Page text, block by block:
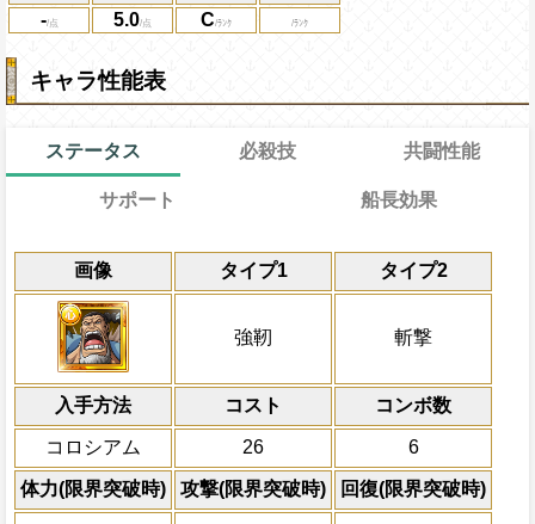
-
5.0 C
キャラ性能表
ステータス
画像 タイプ1 タイプ2
強靭 斬撃
入手方法 コスト コンボ数
コロシアム 26 6
体力(限界突破時) 攻撃(限界突破時) 回復(限界突破時)
必殺技
通常 21→12ターン
限界突破
通常時
船長効果無効状態を2ターン回復し、必
ロットが有利スロット扱いになる
上限突破
共闘性能
共闘性能
船長効果
冒険開始時の必殺タ
キャラの攻撃を
にし、他の属性キャ
必殺技
ターン数：8
敵1体のHPを25%減
体力の上限を無視し
×30倍の全プレイヤー
(最大体力の2倍上限
サポート
効果
自分の基礎攻撃力と基礎体力の7%をサポ
の基礎攻撃力と基礎体力に上乗せする
エース 白ひげ
船長効果
強靭タイプキャラの攻撃を2.25倍にする
Lv上限突破